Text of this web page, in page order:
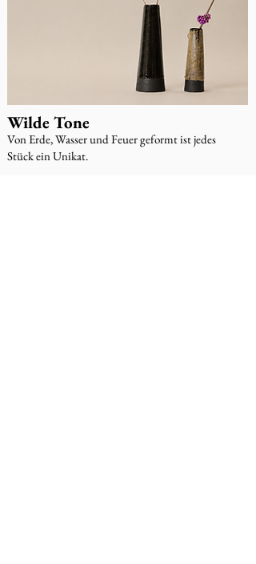
Wilde Tone
Von Erde, Wasser und Feuer geformt ist jedes
Stück ein Unikat.